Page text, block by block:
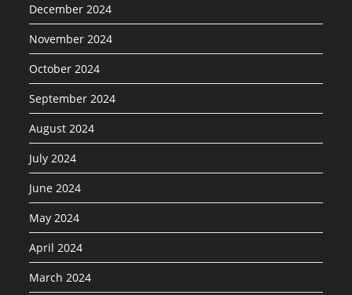
December 2024
November 2024
October 2024
September 2024
August 2024
July 2024
June 2024
May 2024
April 2024
March 2024